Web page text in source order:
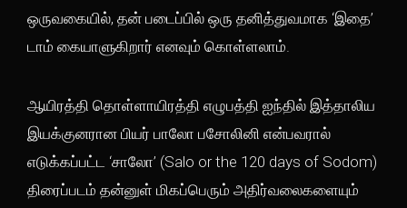
ஒருவகையில், தன் படைப்பில் ஒரு தனித்துவமாக ‘இதை’
டாம் கையாளுகிறார் எனவும் கொள்ளலாம்.
ஆயிரத்தி தொள்ளாயிரத்தி எழுபத்தி ஐந்தில் இத்தாலிய
இயக்குனரான பியர் பாலோ பசோலினி என்பவரால்
எடுக்கப்பட்ட ‘சாலோ’ (Salo or the 120 days of Sodom)
திரைப்படம் தன்னுள் மிகப்பெரும் அதிர்வலைகளையும்